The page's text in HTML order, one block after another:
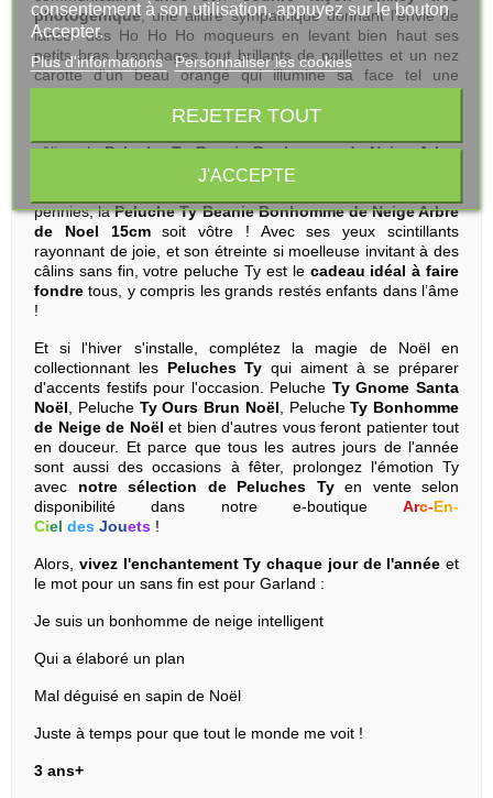
photogénique, une allure sympathique donnant l'envie de
lancer des Ho Ho Ho moqueurs en levant bien haut ses
petits bras branchages tout brillants de paillettes et un nez
carotte d'un beau orangé qui illumine sa face tel une
câliner laPeluche Ty Beanie Bonhomme de Neige Arbre
, à faire fondre ! Et comme son anniversaire
pennies, laPeluche Ty Beanie Bonhomme de Neige Arbre
de Noel 15cm
soit vôtre ! Avec ses yeux scintillants
rayonnant de joie, et son étreinte si moelleuse invitant à des
câlins sans fin, votre peluche Ty est le cadeau idéal à faire
fondre tous, y compris les grands restés enfants dans l’âme
!
Et si l'hiver s'installe, complétez la magie de Noël en
collectionnant les Peluches Ty qui aiment à se préparer
d'accents festifs pour l'occasion. Peluche Ty Gnome Santa
Noël, Peluche Ty Ours Brun Noël, PelucheTy Bonhomme
de Neige de Noël et bien d'autres vous feront patienter tout
en douceur. Et parce que tous les autres jours de l'année
sont aussi des occasions à fêter, prolongez l'émotion Ty
avec notre sélection de Peluches Tyen vente selon
disponibilité dans notre e-boutique
Arc-En-
Ciel des Jouets !
Alors, vivez l'enchantement Ty chaque jour de l'année et
le mot pour un sans fin est pour Garland :
Je suis un bonhomme de neige intelligent
Qui a élaboré un plan
Mal déguisé en sapin de Noël
Juste à temps pour que tout le monde me voit !
3 ans+
consentement à son utilisation, appuyez sur le bouton
Accepter.
Plus d'informations Personnaliser les cookies
REJETER TOUT
J'ACCEPTE